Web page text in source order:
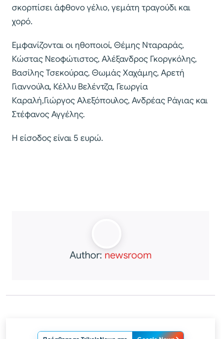
σκορπίσει άφθονο γέλιο, γεμάτη τραγούδι και
χορό.
Εμφανίζονται οι ηθοποιοί, Θέμης Νταραράς,
Κώστας Νεοφώτιστος, Αλέξανδρος Γκοργκόλης,
Βασίλης Τσεκούρας, Θωμάς Χαχάμης, Αρετή
Γιαννούλα, Κέλλυ Βελέντζα, Γεωργία
Καραλή,Γιώργος Αλεξόπουλος, Ανδρέας Ράγιας και
Στέφανος Αγγέλης.
Η είσοδος είναι 5 ευρώ.
Author: newsroom